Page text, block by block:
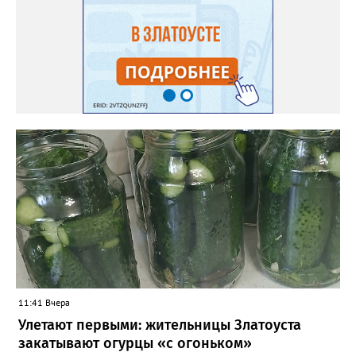
говорят: «Успокойся! Ведь все так живут, поверь! Ты чаще
проси и бойся Более страшных потерь!» Видимо надо, чтоб
дольше Все были в покорном строю. И теми, кто знает больше,
Был призван в мир Кот Баюн. Найди, воин, столб! Найди! Он
выше всех возвышается. Баюн гасит пламя в груди. Ты —
слушаешь, круг — завершается. Смотри! Ты увидишь! Смотри!
Ведь Кот не в былинах, а здесь. Он есть — пустота внутри, А ты
в пустоте этой весь. Услышь его ритм! Услышь! Он мир твой в
ритме тает. И ты, почему-то, согласен. И спорить желания нет.
Удобен и не опасен. И слушаешь «мудрых» совет. И тянет
смотреть и слушать Пустых «сенсаций» поток. Они разъедают
душу, Но ты жить без них не смог. И злоба, не как решение
Что-то менять в судьбе, А способ излить раздражение На то,
что подсунут тебе. Тебе объяснят, что дорого Стоит место у
них в раю. А рядом с тобой в ритме морока Баюкает Кот Баюн.
11:41 Вчера
Улетают первыми: жительницы Златоуста
закатывают огурцы «с огоньком»